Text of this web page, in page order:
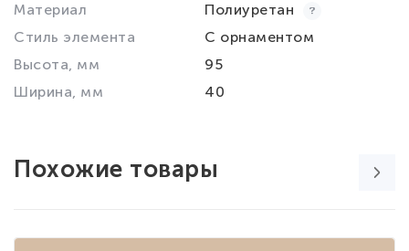
Материал
Полиуретан
Стиль элемента
С орнаментом
Высота, мм
95
Ширина, мм
40
Похожие товары